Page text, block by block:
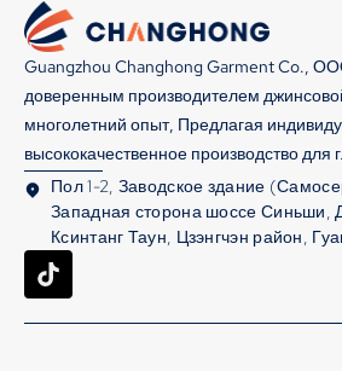
Guangzhou Changhong Garment Co.,
доверенным производителем
многолетний опыт, Предлагая
высококачественное производство для
Пол 1-2, Заводское здание
Западная сторона шоссе Синьши,
Ксинтанг Таун, Цзэнгчэн район,